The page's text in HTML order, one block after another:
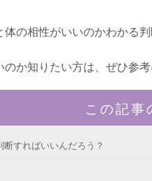
の相性がいいのかわかる判
か知りたい方は、ぜひ参考
この記事
すればいいんだろう？